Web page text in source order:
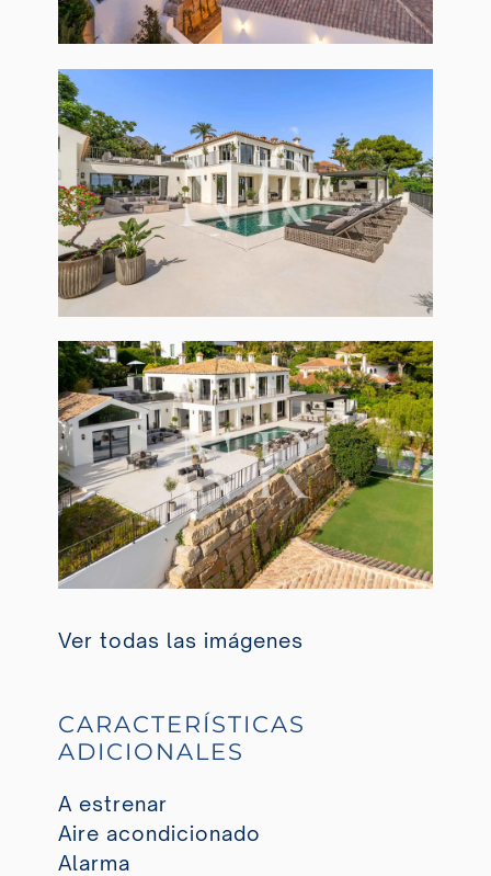
Ver todas las imágenes
CARACTERÍSTICAS
ADICIONALES
A estrenar
Aire acondicionado
Alarma